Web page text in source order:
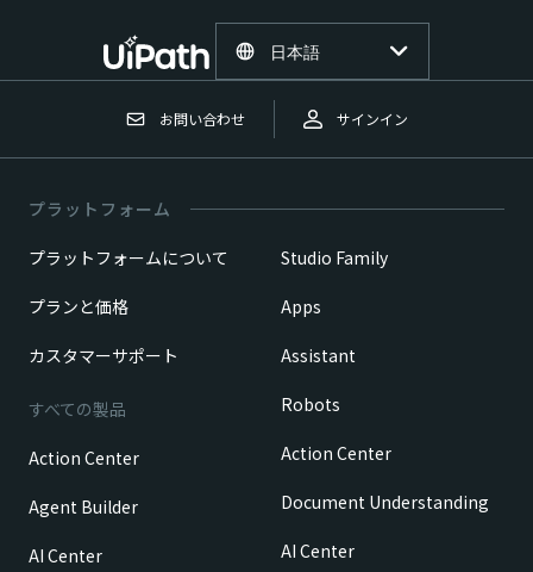
お問い合わせ サインイン
日本語
プラットフォーム
プラットフォームについて
プランと価格
カスタマーサポート
すべての製品
Action Center
Agent Builder
AI Center
Studio Family
Apps
Assistant
Robots
Action Center
Document Understanding
AI Center